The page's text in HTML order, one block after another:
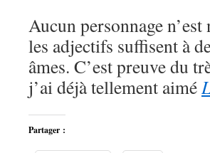
Aucun personnage
les adjectifs suffisent à
âmes. C’est preuve du
j’ai déjà tellement aimé
Partager :